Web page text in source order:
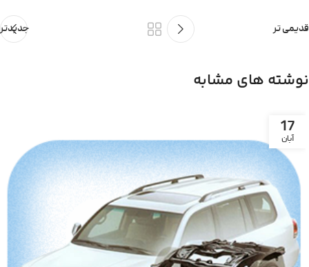
جدیدتر قدیمی تر
نوشته های مشابه
17
آبان